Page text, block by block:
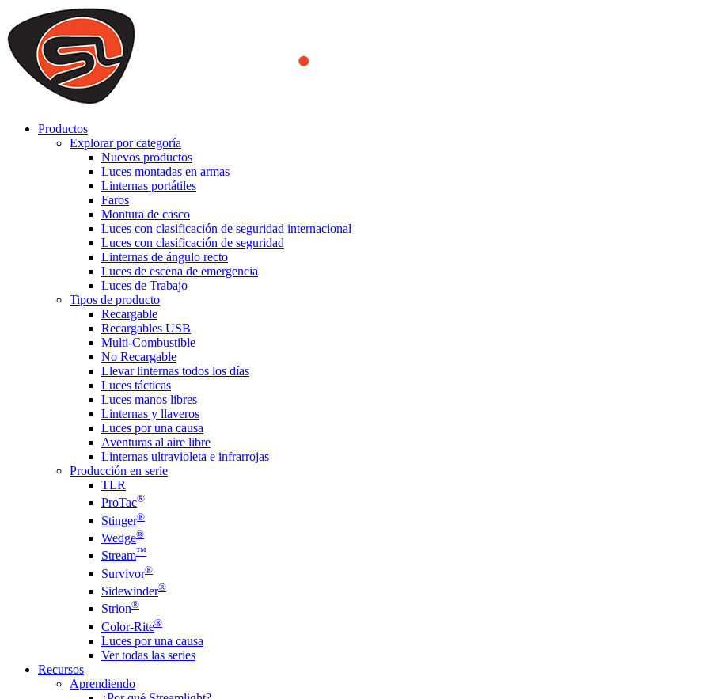
We use cookies to ensure that we provide you the best experience on our website. By continuing to browse this website, you accept that
you a better experience. To learn more or to find out how you can disable cookies, you can access our
ACCEPT AND CLOSE
Productos
Explorar por categoría
Nuevos productos
Luces montadas en armas
Linternas portátiles
Faros
Montura de casco
Luces con clasificación de seguridad internacional
Luces con clasificación de seguridad
Linternas de ángulo recto
Luces de escena de emergencia
Luces de Trabajo
Tipos de producto
Recargable
Recargables USB
Multi-Combustible
No Recargable
Llevar linternas todos los días
Luces tácticas
Luces manos libres
Linternas y llaveros
Luces por una causa
Aventuras al aire libre
Linternas ultravioleta e infrarrojas
Producción en serie
TLR
ProTac®
Stinger®
Wedge®
Stream™
Survivor®
Sidewinder®
Strion®
Color-Rite®
Luces por una causa
Ver todas las series
Recursos
Aprendiendo